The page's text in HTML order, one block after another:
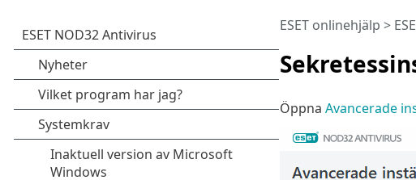
ESET onlinehjälp >
Öppna Avancerade